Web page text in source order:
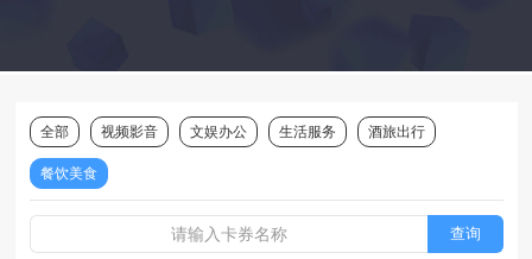
全部 视频影音 文娱办公 生活服务 酒旅出行
餐饮美食
查询